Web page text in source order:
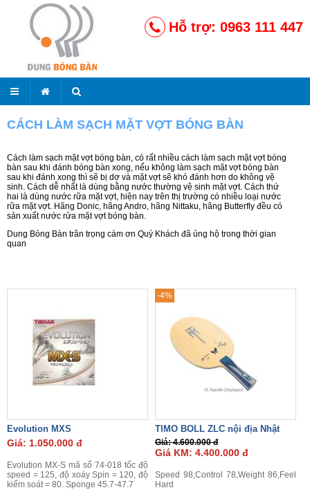
Hỗ trợ: 0963 111 447
CÁCH LÀM SẠCH MẶT VỢT BÓNG BÀN
Cách làm sạch mặt vợt bóng bàn, có rất nhiều cách làm sạch mặt vợt bóng
bàn sau khi đánh bóng bàn xong, nếu không làm sạch mặt vợt bóng bàn
sau khi đánh xong thì sẽ bị dơ và mặt vợt sẽ khó đánh hơn do không vệ
sinh. Cách dễ nhất là dùng bằng nước thường vệ sinh mặt vợt. Cách thứ
hai là dùng nước rữa mặt vợt, hiện nay trên thị trường có nhiều loại nước
rữa mặt vợt. Hãng Donic, hãng Andro, hãng Nittaku, hãng Butterfly đều có
sản xuất nước rửa mặt vợt bóng bàn.
Dung Bóng Bàn trân trọng cám ơn Quý Khách đã ủng hộ trong thời gian
quan
Evolution MXS
Giá: 1.050.000 đ
Evolution MX-S mã số 74-018 tốc độ
speed = 125, độ xoáy Spin = 120, độ
kiểm soát = 80. Sponge 45.7-47.7
-4%
TIMO BOLL ZLC nội địa Nhật
Giá: 4.600.000 đ
Giá KM: 4.400.000 đ
Speed 98,Control 78,Weight 86,Feel
Hard